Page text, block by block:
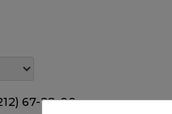
67-22-00 4 шт.